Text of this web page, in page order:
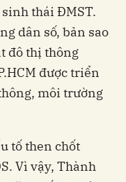
thái ĐMST.
dân số, bản sao
đô thị thông
được triển
môi trường
tố then chốt
Vì vậy, Thành